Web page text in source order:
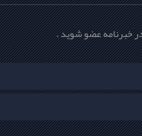
خبرنامه عضو شوید .